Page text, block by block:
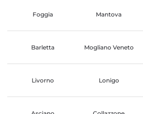
Foggia Mantova
Barletta Mogliano Veneto
Livorno Lonigo